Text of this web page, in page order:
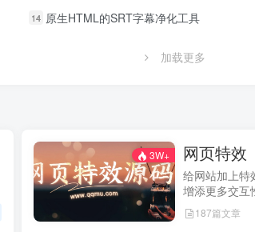
14 原生HTML的SRT字幕净化工具
加载更多
3W+ 网页特效
给网站加上特
增添更多交互
力，提升用户
187篇文章